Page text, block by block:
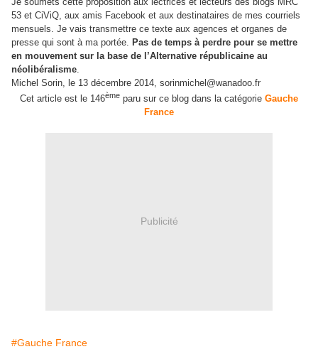
53 et CiViQ, aux amis Facebook et aux destinataires de mes courriels
mensuels. Je vais transmettre ce texte aux agences et organes de
presse qui sont à ma portée. Pas de temps à perdre pour se mettre
en mouvement sur la base de l’Alternative républicaine au
néolibéralisme.
Michel Sorin, le 13 décembre 2014, sorinmichel@wanadoo.fr
Cet article est le 146ème paru sur ce blog dans la catégorie Gauche
France
Publicité
#Gauche France